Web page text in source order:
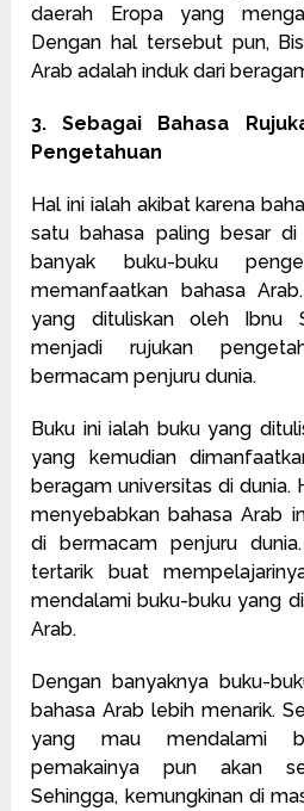
daerah Eropa yang
Dengan hal tersebut pun,
Arab adalah induk dari
3. Sebagai Bahasa
Pengetahuan
Hal ini ialah akibat karena
satu bahasa paling besar di
banyak buku-buku
memanfaatkan bahasa
yang dituliskan oleh Ibnu
menjadi rujukan
bermacam penjuru dunia.
Buku ini ialah buku yang
yang kemudian
beragam universitas di dunia.
menyebabkan bahasa Arab
di bermacam penjuru
tertarik buat
mendalami buku-buku yang
Arab.
Dengan banyaknya buku-
bahasa Arab lebih menarik.
yang mau mendalami
pemakainya pun akan
Sehingga, kemungkinan di